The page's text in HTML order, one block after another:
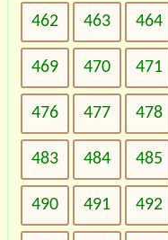
462 463 464
469 470 471
476 477 478
483 484 485
490 491 492